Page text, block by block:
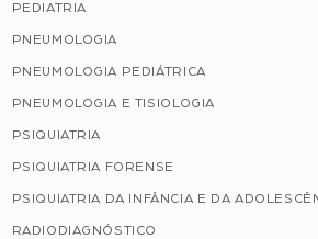
PEDIATRIA
PNEUMOLOGIA
PNEUMOLOGIA PEDIÁTRICA
PNEUMOLOGIA E TISIOLOGIA
PSIQUIATRIA
PSIQUIATRIA FORENSE
PSIQUIATRIA DA INFÂNCIA E DA
RADIODIAGNÓSTICO